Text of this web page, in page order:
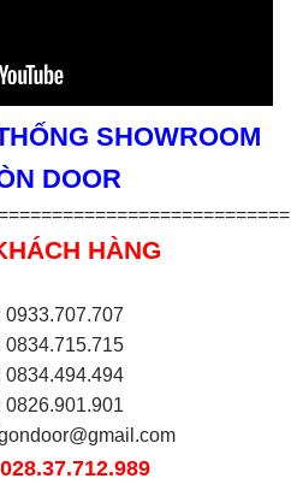
SHOWROOM
DOOR
HÀNG
0933.707.707
0834.715.715
0834.494.494
0826.901.901
028.37.712.989